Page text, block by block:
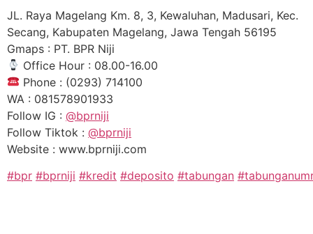
JL. Raya Magelang Km. 8, 3, Kewaluhan, Madusari, Kec.
Secang, Kabupaten Magelang, Jawa Tengah 56195
Gmaps : PT. BPR Niji
Office Hour : 08.00-16.00
Phone : (0293) 714100
WA : 081578901933
Follow IG : @bprniji
Follow Tiktok : @bprniji
Website : www.bprniji.com
#bpr #bprniji #kredit #deposito #tabungan